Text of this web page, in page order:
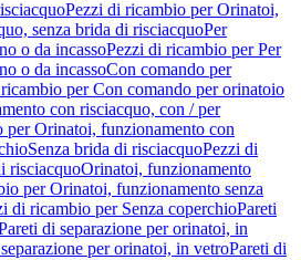
Pezzi di ricambio per Orinatoi,
senza brida di risciacquoPer
o da incassoPezzi di ricambio per Per
o da incassoCon comando per
per Con comando per orinatoio
con risciacquo, con / per
per Orinatoi, funzionamento con
Senza brida di risciacquoPezzi di
risciacquoOrinatoi, funzionamento
per Orinatoi, funzionamento senza
di ricambio per Senza coperchioPareti
di separazione per orinatoi, in
per orinatoi, in vetroPareti di